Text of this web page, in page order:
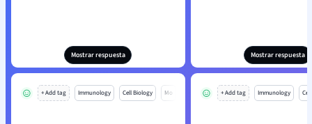
Mostrar respuesta Mostrar respuesta
+ Add tag Immunology Cell Biology Mo + Add tag Immunology